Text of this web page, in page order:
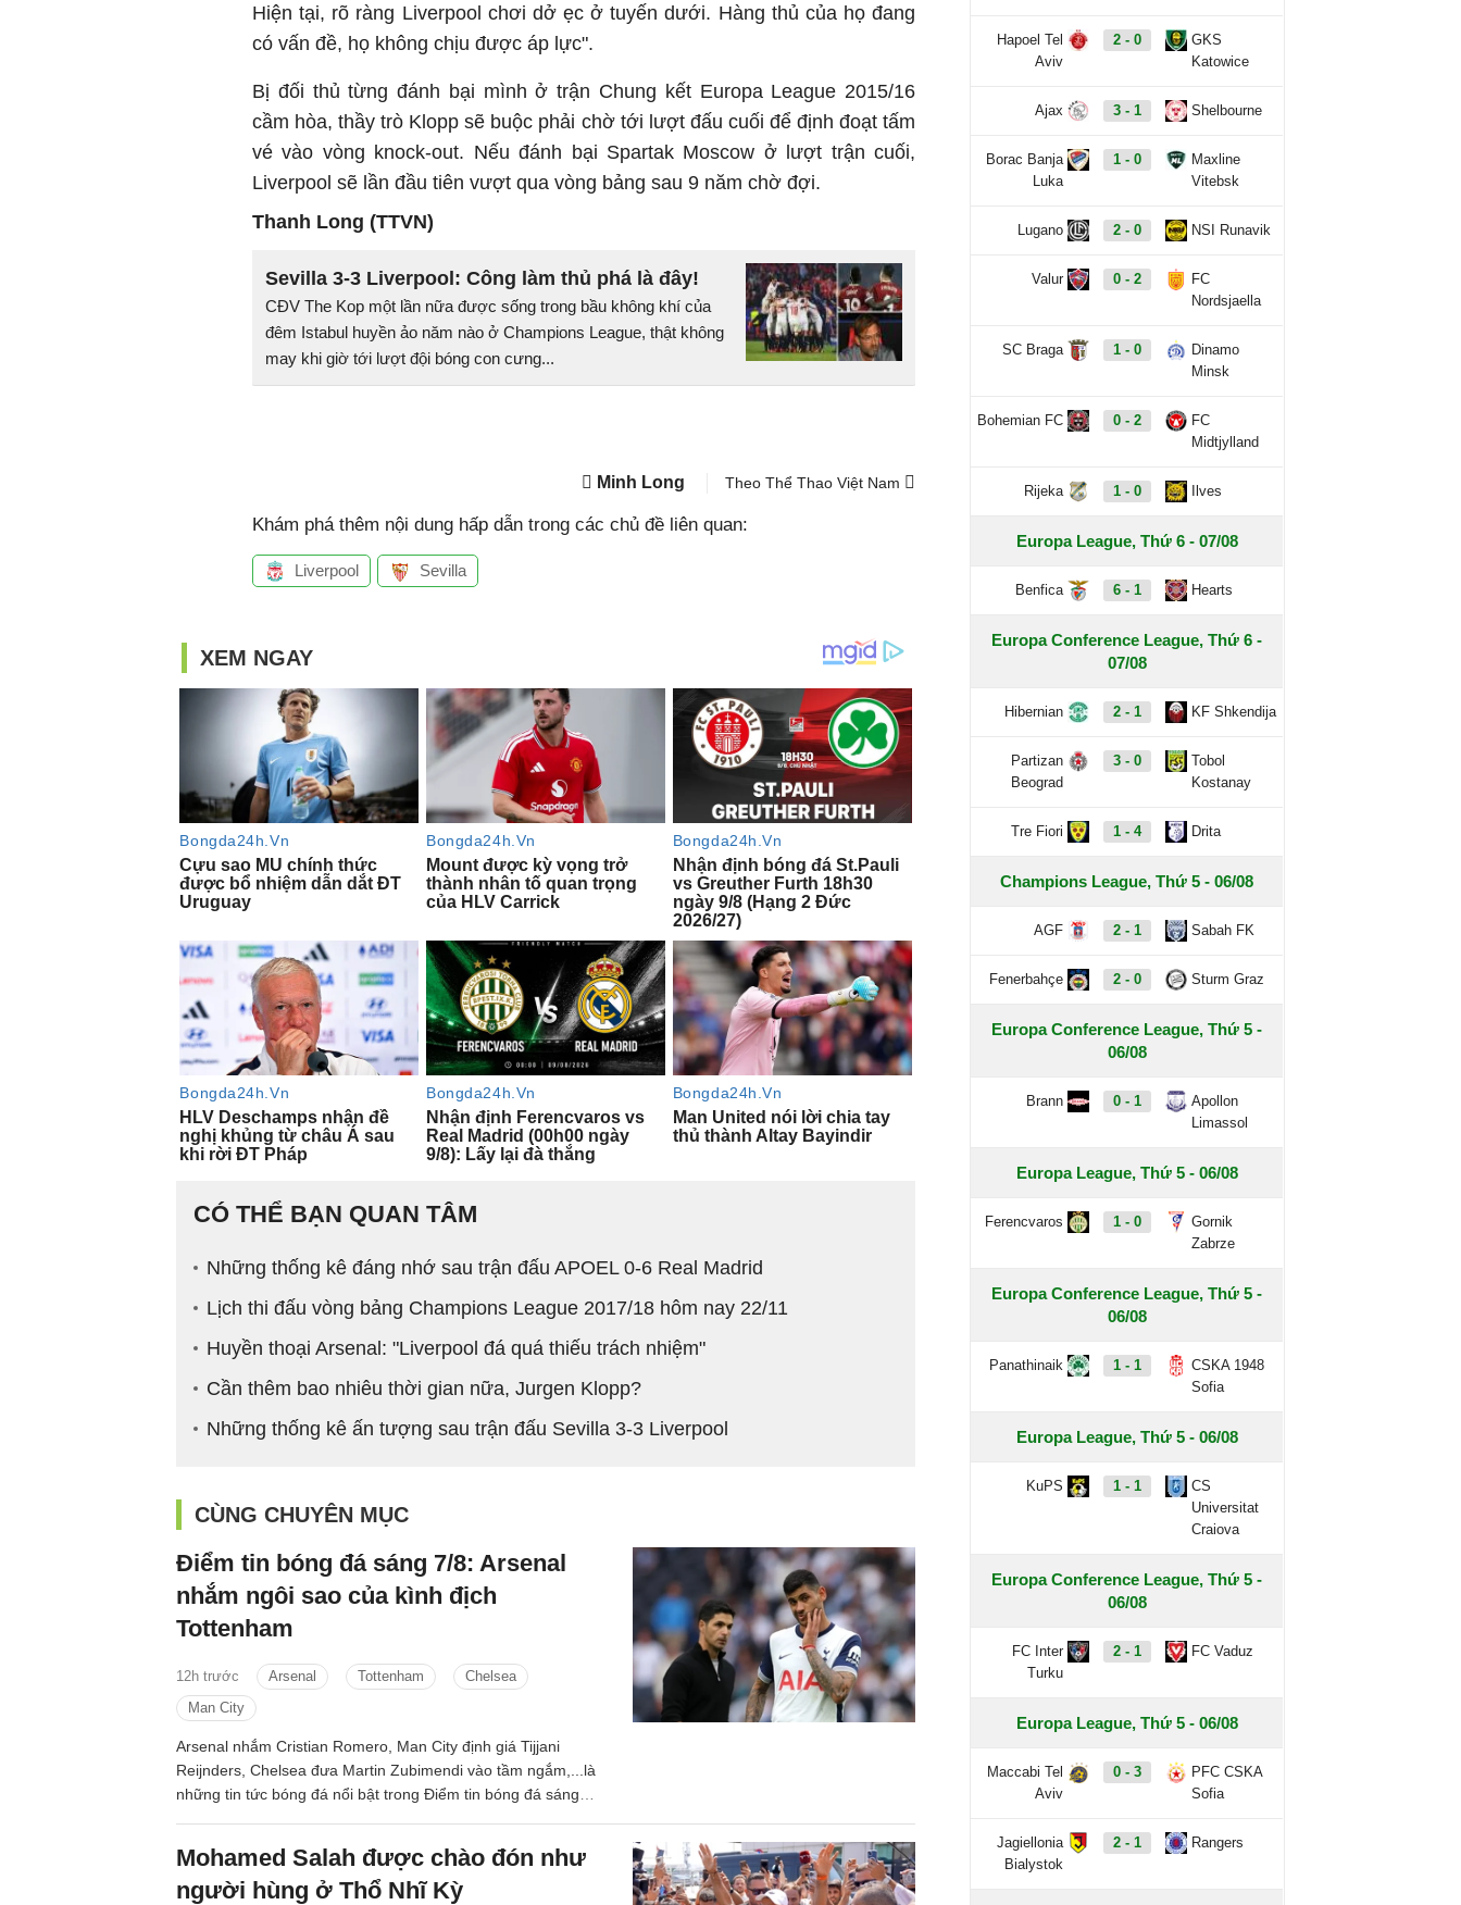
Hiện tại, rõ ràng Liverpool chơi dở ẹc ở tuyến dưới. Hàng thủ của họ đang
có vấn đề, họ không chịu được áp lực".
Bị đối thủ từng đánh bại mình ở trận Chung kết Europa League 2015/16
cầm hòa, thầy trò Klopp sẽ buộc phải chờ tới lượt đấu cuối để định đoạt tấm
vé vào vòng knock-out. Nếu đánh bại Spartak Moscow ở lượt trận cuối,
Liverpool sẽ lần đầu tiên vượt qua vòng bảng sau 9 năm chờ đợi.
Thanh Long (TTVN)
Sevilla 3-3 Liverpool: Công làm thủ phá là đây!
CĐV The Kop một lần nữa được sống trong bầu không khí của
đêm Istabul huyền ảo năm nào ở Champions League, thật không
may khi giờ tới lượt đội bóng con cưng...
Minh Long Theo Thể Thao Việt Nam
Khám phá thêm nội dung hấp dẫn trong các chủ đề liên quan:
Liverpool Sevilla
CÓ THỂ BẠN QUAN TÂM
Những thống kê đáng nhớ sau trận đấu APOEL 0-6 Real Madrid
Lịch thi đấu vòng bảng Champions League 2017/18 hôm nay 22/11
Huyền thoại Arsenal: "Liverpool đá quá thiếu trách nhiệm"
Cần thêm bao nhiêu thời gian nữa, Jurgen Klopp?
Những thống kê ấn tượng sau trận đấu Sevilla 3-3 Liverpool
CÙNG CHUYÊN MỤC
Điểm tin bóng đá sáng 7/8: Arsenal
nhắm ngôi sao của kình địch
Tottenham
12h trước Arsenal Tottenham
Chelsea
Man City
Arsenal nhắm Cristian Romero, Man City định giá Tijjani
Reijnders, Chelsea đưa Martin Zubimendi vào tầm ngắm,...là
những tin tức bóng đá nổi bật trong Điểm tin bóng đá sáng
Mohamed Salah được chào đón như
người hùng ở Thổ Nhĩ Kỳ
Hapoel Tel
Aviv
2 - 0
GKS
Katowice
Ajax 3 - 1 Shelbourne
Borac Banja
Luka
1 - 0
Maxline
Vitebsk
Lugano 2 - 0 NSI Runavik
Valur 0 - 2
FC
Nordsjaella
SC Braga 1 - 0
Dinamo
Minsk
Bohemian FC 0 - 2
FC
Midtjylland
Rijeka 1 - 0 Ilves
Europa League, Thứ 6 - 07/08
Benfica 6 - 1 Hearts
Europa Conference League, Thứ 6 -
07/08
Hibernian 2 - 1 KF Shkendija
Partizan
Beograd
3 - 0
Tobol
Kostanay
Tre Fiori 1 - 4 Drita
Champions League, Thứ 5 - 06/08
AGF 2 - 1 Sabah FK
Fenerbahçe 2 - 0 Sturm Graz
Europa Conference League, Thứ 5 -
06/08
Brann 0 - 1
Apollon
Limassol
Europa League, Thứ 5 - 06/08
Ferencvaros 1 - 0
Gornik
Zabrze
Europa Conference League, Thứ 5 -
06/08
Panathinaik 1 - 1
CSKA 1948
Sofia
Europa League, Thứ 5 - 06/08
KuPS 1 - 1
CS
Universitat
Craiova
Europa Conference League, Thứ 5 -
06/08
FC Inter
Turku
2 - 1 FC Vaduz
Europa League, Thứ 5 - 06/08
Maccabi Tel
Aviv
0 - 3
PFC CSKA
Sofia
Jagiellonia
Bialystok
2 - 1 Rangers